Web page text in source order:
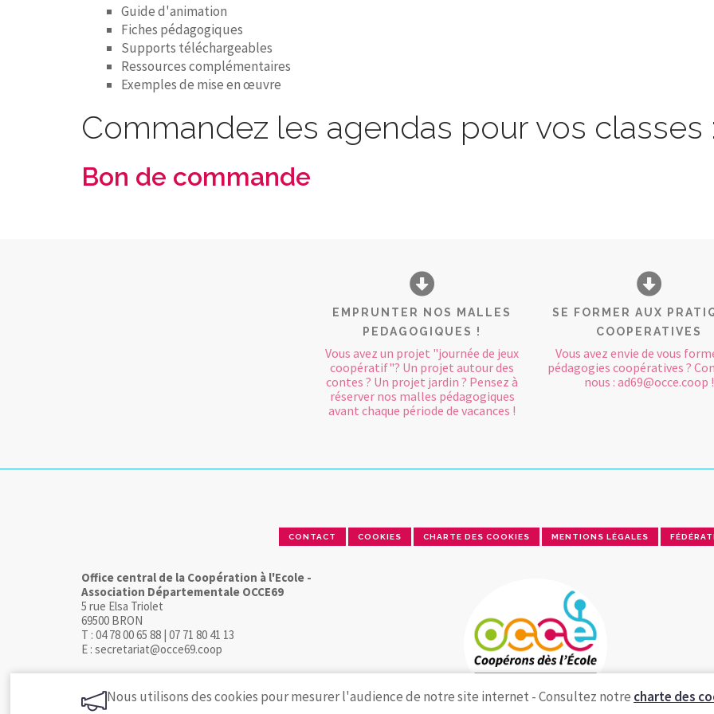
Guide d'animation
Fiches pédagogiques
Supports téléchargeables
Ressources complémentaires
Exemples de mise en œuvre
Commandez les agendas pour vos classes :
Bon de commande
EMPRUNTER NOS MALLES
PEDAGOGIQUES !
Vous avez un projet "journée de jeux
coopératif"? Un projet autour des
contes ? Un projet jardin ? Pensez à
réserver nos malles pédagogiques
avant chaque période de vacances !
SE FORMER AUX
COOPERATIVES
Vous avez envie de vous
pédagogies coopératives ?
nous : ad69@occe.coop !
CONTACT COOKIES CHARTE DES COOKIES MENTIONS LÉGALES
Office central de la Coopération à l'Ecole -
Association Départementale OCCE69
5 rue Elsa Triolet
69500 BRON
T : 04 78 00 65 88 | 07 71 80 41 13
E : secretariat@occe69.coop
Nous utilisons des cookies pour mesurer l'audience de notre site internet - Consultez notre charte des